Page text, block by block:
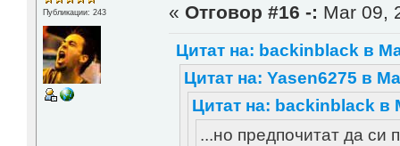
Публикации: 243 « Отговор #16 -: Mar 09,
Цитат на: backinblack в
Цитат на: Yasen6275 в
Цитат на: backinblack в
...но предпочитат да си